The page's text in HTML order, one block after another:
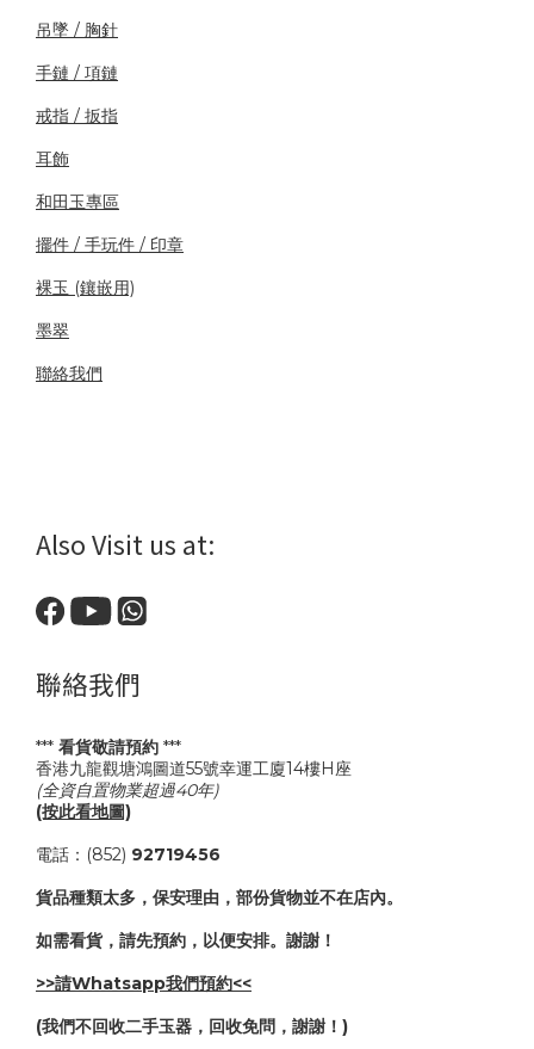
吊墜 / 胸針
手鏈 / 項鏈
戒指 / 扳指
耳飾
和田玉專區
擺件 / 手玩件 / 印章
裸玉 (鑲嵌用)
墨翠
聯絡我們
Also Visit us at:
聯絡我們
*** 看貨敬請預約 ***
香港九龍觀塘鴻圖道55號幸運工廈14樓H座
(全資自置物業超過40年)
(按此看地圖)
電話：(852) 92719456
貨品種類太多，保安理由，部份貨物並不在店內。
如需看貨，請先預約，以便安排。謝謝！
>>請Whatsapp我們預約<<
(我們不回收二手玉器，回收免問，謝謝！)